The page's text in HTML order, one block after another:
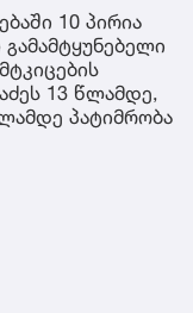
10 პირია
13 წლამდე,
პატიმრობა